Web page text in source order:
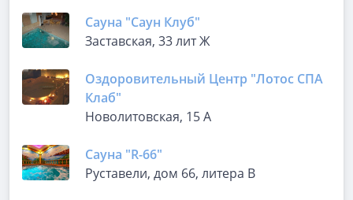
Сауна "Саун Клуб"
Заставская, 33 лит Ж
Оздоровительный Центр "Лотос СПА
Клаб"
Новолитовская, 15 А
Сауна "R-66"
Руставели, дом 66, литера В